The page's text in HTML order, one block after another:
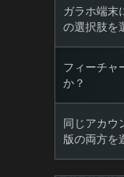
ガラホ端末
の選択肢を
フィーチャ
か？
同じアカウ
版の両方を